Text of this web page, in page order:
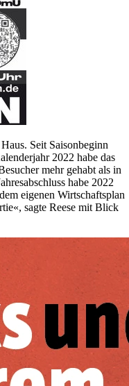
Seit Saisonbeginn
2022 habe das
mehr gehabt als in
habe 2022
eigenen Wirtschaftsplan
sagte Reese mit Blick